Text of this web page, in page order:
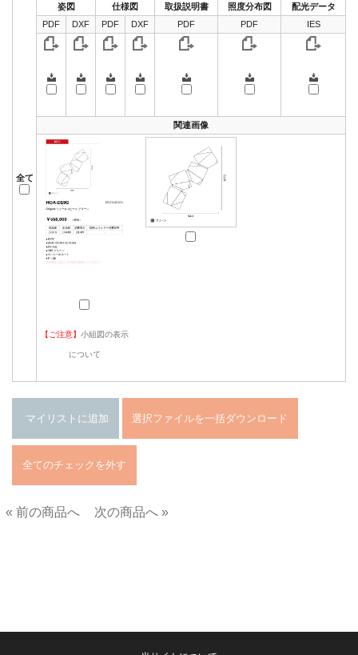
全て
姿図 仕様図 取扱説明書 照度分布図
配光データ
PDF
DXF PDF DXF PDF PDF IES
関連画像
【ご注意】 小組図の表示
について
« 前の商品へ
次の商品へ »